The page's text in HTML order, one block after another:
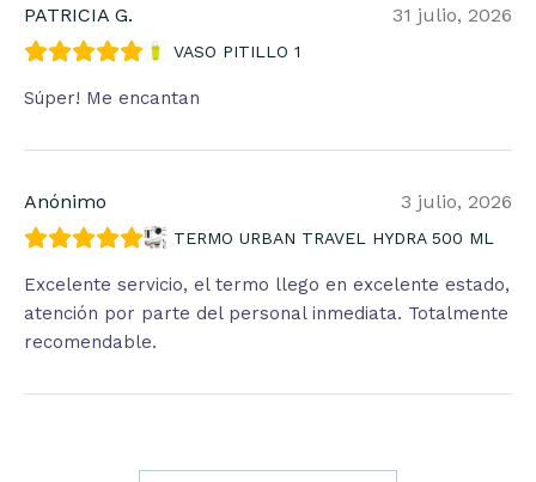
PATRICIA G. 31 julio, 2026
VASO PITILLO 1
Súper! Me encantan
Anónimo 3 julio, 2026
TERMO URBAN TRAVEL HYDRA 500 ML
Excelente servicio, el termo llego en excelente estado,
atención por parte del personal inmediata. Totalmente
recomendable.